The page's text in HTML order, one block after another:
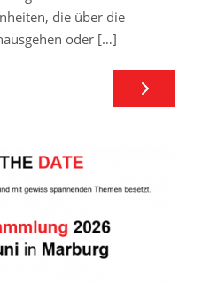
die über die
oder […]